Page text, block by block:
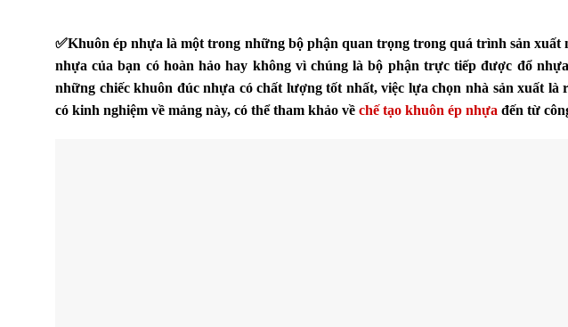
✅Khuôn ép nhựa là một trong những bộ phận quan trọng trong quá trình sản xuất
nhựa của bạn có hoàn hảo hay không vì chúng là bộ phận trực tiếp được đổ
những chiếc khuôn đúc nhựa có chất lượng tốt nhất, việc lựa chọn nhà sản xuất
có kinh nghiệm về mảng này, có thể tham khảo về chế tạo khuôn ép nhựa đến từ